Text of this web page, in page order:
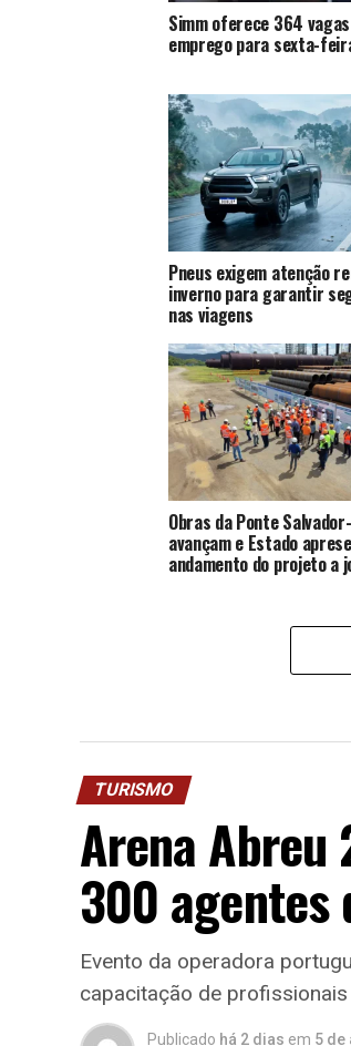
Simm oferece 364
emprego para sexta-
Pneus exigem atenção
inverno para garantir
nas viagens
Obras da Ponte
avançam e Estado
andamento do projeto a
TURISMO
Arena Abreu
300 agentes
Evento da operadora
capacitação de
Publicado há 2 dias em 5 de